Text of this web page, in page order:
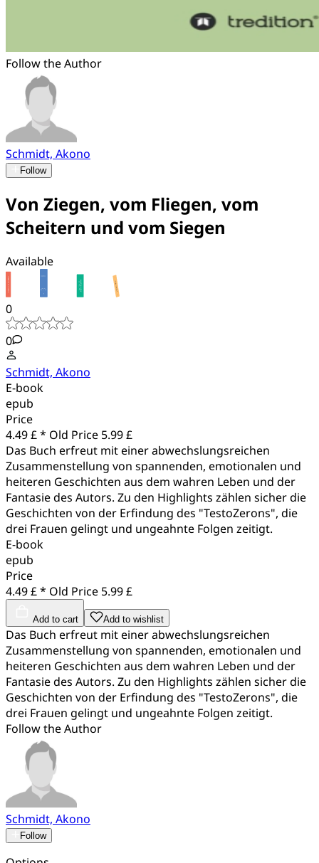
Follow the Author
Schmidt, Akono
Follow
Von Ziegen, vom Fliegen, vom
Scheitern und vom Siegen
Available
0
0
Schmidt, Akono
E-book
epub
Price
4.49 £ * Old Price 5.99 £
Das Buch erfreut mit einer abwechslungsreichen
Zusammenstellung von spannenden, emotionalen und
heiteren Geschichten aus dem wahren Leben und der
Fantasie des Autors. Zu den Highlights zählen sicher die
Geschichten von der Erfindung des "TestoZerons", die
drei Frauen gelingt und ungeahnte Folgen zeitigt.
E-book
epub
Price
4.49 £ * Old Price 5.99 £
Add to cart Add to wishlist
Das Buch erfreut mit einer abwechslungsreichen
Zusammenstellung von spannenden, emotionalen und
heiteren Geschichten aus dem wahren Leben und der
Fantasie des Autors. Zu den Highlights zählen sicher die
Geschichten von der Erfindung des "TestoZerons", die
drei Frauen gelingt und ungeahnte Folgen zeitigt.
Follow the Author
Schmidt, Akono
Follow